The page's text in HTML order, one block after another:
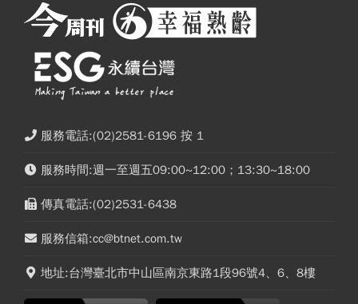
服務電話:(02)2581-6196 按 1
服務時間:週一至週五09:00~12:00；13:30~18:00
傳真電話:(02)2531-6438
服務信箱:cc@btnet.com.tw
地址:台灣臺北市中山區南京東路1段96號4、6、8樓